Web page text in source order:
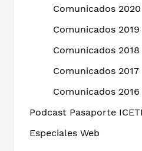
Comunicados 2020
Comunicados 2019
Comunicados 2018
Comunicados 2017
Comunicados 2016
Podcast Pasaporte
Especiales Web